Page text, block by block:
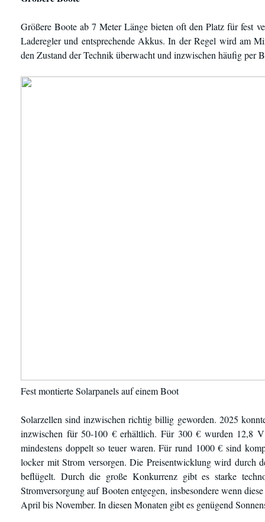
Größere Boote ab 7 Meter Länge bieten oft den Platz für fest
Laderegler und entsprechende Akkus. In der Regel wird am
den Zustand der Technik überwacht und inzwischen häufig per
Fest montierte Solarpanels auf einem Boot
Solarzellen sind inzwischen richtig billig geworden. 2025
inzwischen für 50-100 € erhältlich. Für 300 € wurden 12,8
mindestens doppelt so teuer waren. Für rund 1000 € sind
locker mit Strom versorgen. Die Preisentwicklung wird durch
beflügelt. Durch die große Konkurrenz gibt es starke
Stromversorgung auf Booten entgegen, insbesondere wenn
April bis November. In diesen Monaten gibt es genügend